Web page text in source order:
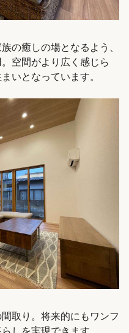
の癒しの場となるよう、
空間がより広く感じら
いとなっています。
取り。将来的にもワンフ